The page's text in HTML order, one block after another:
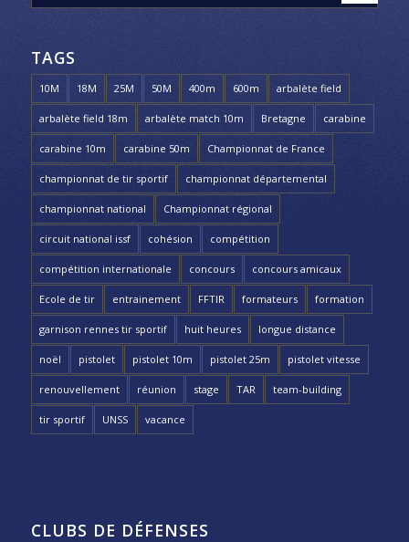
TAGS
10M 18M 25M 50M 400m 600m arbalète field
arbalète field 18m arbalète match 10m Bretagne carabine
carabine 10m carabine 50m Championnat de France
championnat de tir sportif championnat départemental
championnat national Championnat régional
circuit national issf cohésion compétition
compétition internationale concours concours amicaux
Ecole de tir entrainement FFTIR formateurs formation
garnison rennes tir sportif huit heures longue distance
noël pistolet pistolet 10m pistolet 25m pistolet vitesse
renouvellement réunion stage TAR team-building
tir sportif UNSS vacance
CLUBS DE DÉFENSES